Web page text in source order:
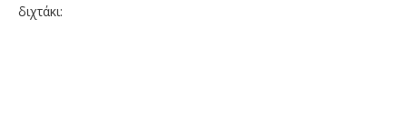
διχτάκι: